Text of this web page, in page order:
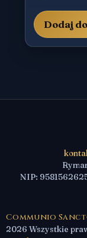
Dodaj
NIP:
Communio
2026 Wszystkie